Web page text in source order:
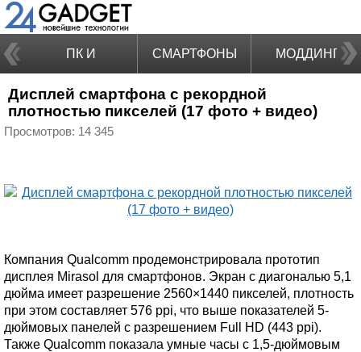
ПК И
НОУТБУКИ
СМАРТФОНЫ МОДДИНГ
Дисплей смартфона с рекордной
плотностью пикселей (17 фото + видео)
Просмотров: 14 345
Компания Qualcomm продемонстрировала прототип
дисплея Mirasol для смартфонов. Экран с диагональю 5,1
дюйма имеет разрешение 2560×1440 пикселей, плотность
при этом составляет 576 ppi, что выше показателей 5-
дюймовых панелей с разрешением Full HD (443 ppi).
Также Qualcomm показала умные часы с 1,5-дюймовым